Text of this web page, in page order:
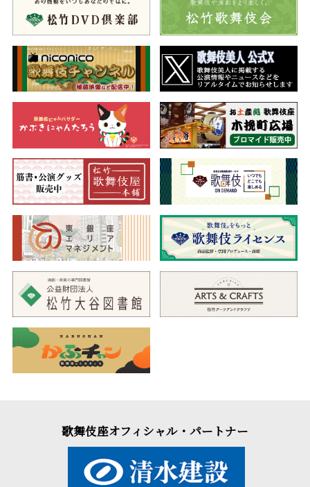
歌舞伎座オフィシャル・パートナー